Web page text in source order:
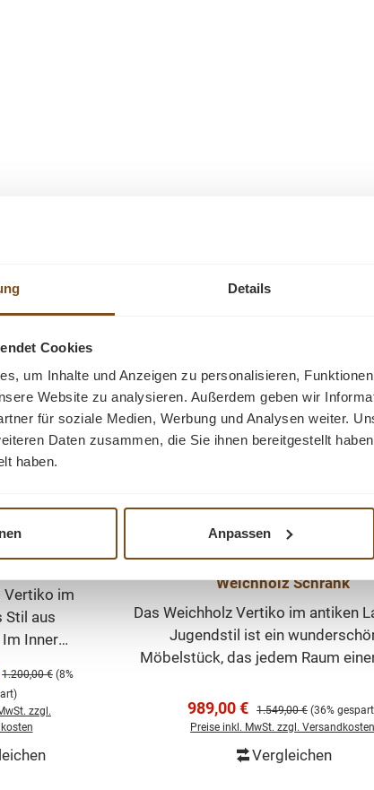
Details
Cookies
um Inhalte und Anzeigen zu personalisieren,
Website zu analysieren. Außerdem geben wir
für soziale Medien, Werbung und Analysen weiter.
Daten zusammen, die Sie ihnen bereitgestellt
haben.
Anpassen
Ähnliche Produkte
-
Schrank
Vertiko im
Stil aus
Inneren
auf einer
Vertiko
Regulärer Preis:
1.200,00 € (8%
zzgl.
Landhaus Vertiko mit einer
Weichholz Schrank
Das Weichholz Vertiko im antiken
Jugendstil ist ein
Möbelstück, das jedem Raum
hochwertigem Weichholz, besticht
Vertiko durch seine natürliche
und die warme Farbe des Holzes.
zwei geräumigen Schubladen
Verkaufspreis:
989,00 € Regulärer Preis:
1.549,00 € (36%
Preise inkl. MwSt. zzgl. Versandkosten
Vergleichen